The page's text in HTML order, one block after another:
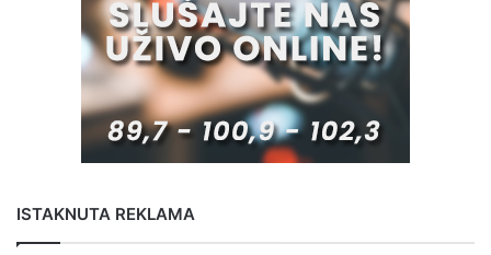
ISTAKNUTA REKLAMA